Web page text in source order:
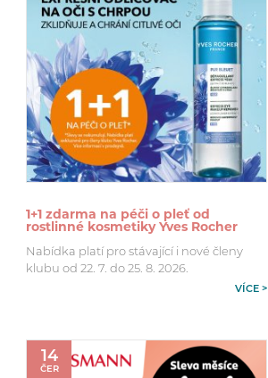
1+1 zdarma na péči o pleť od
rostlinné kosmetiky Yves Rocher
Nabídka platí pro stávající i nové členy
klubu od 22. 7. do 25. 8. 2026.
VÍCE >
14
ČER